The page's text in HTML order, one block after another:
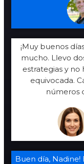
¡Muy buenos
mucho. Llevo
estrategias y no
equivocada.
números
Buen día,